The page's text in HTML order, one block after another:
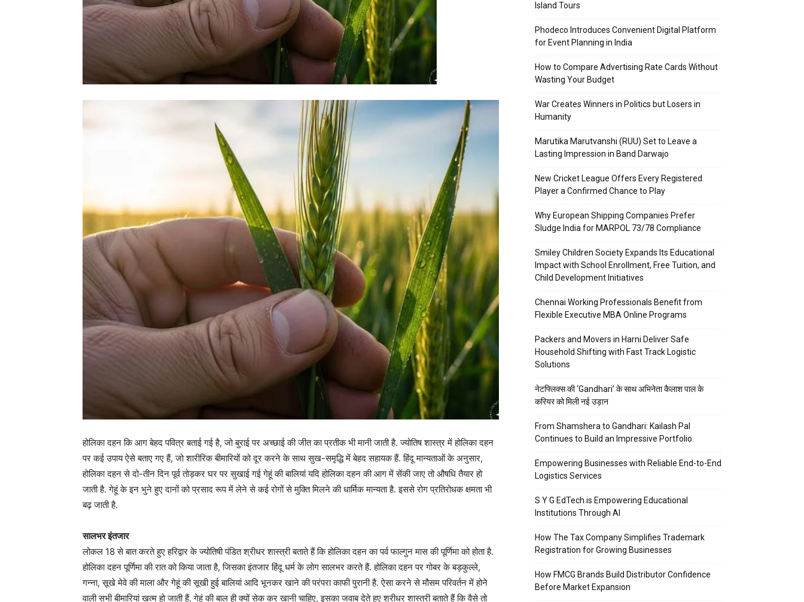
होलिका दहन कि आग बेहद पवित्र बताई गई है, जो बुराई पर अच्छाई की जीत का प्रतीक भी मानी जाती है. ज्योतिष शास्त्र में होलिका दहन
पर कई उपाय ऐसे बताए गए हैं, जो शारीरिक बीमारियों को दूर करने के साथ सुख-समृद्धि में बेहद सहायक हैं. हिंदू मान्यताओं के अनुसार,
होलिका दहन से दो-तीन दिन पूर्व तोड़कर घर पर सुखाई गई गेहूं की बालियां यदि होलिका दहन की आग में सेंकी जाए तो औषधि तैयार हो
जाती है. गेहूं के इन भुने हुए दानों को प्रसाद रूप में लेने से कई रोगों से मुक्ति मिलने की धार्मिक मान्यता है. इससे रोग प्रतिरोधक क्षमता भी
बढ़ जाती है.
सालभर इंतजार
लोकल 18 से बात करते हुए हरिद्वार के ज्योतिषी पंडित श्रीधर शास्त्री बताते हैं कि होलिका दहन का पर्व फाल्गुन मास की पूर्णिमा को होता है.
होलिका दहन पूर्णिमा की रात को किया जाता है, जिसका इंतजार हिंदू धर्म के लोग सालभर करते हैं. होलिका दहन पर गोबर के बड़कुल्ले,
गन्ना, सूखे मेवे की माला और गेहूं की सूखी हुई बालियां आदि भूनकर खाने की परंपरा काफी पुरानी है. ऐसा करने से मौसम परिवर्तन में होने
वाली सभी बीमारियां खत्म हो जाती हैं. गेहूं की बाल ही क्यों सेक कर खानी चाहिए, इसका जवाब देते हुए श्रीधर शास्त्री बताते हैं कि वैसे तो
Island Tours
Phodeco Introduces Convenient Digital Platform
for Event Planning in India
How to Compare Advertising Rate Cards Without
Wasting Your Budget
War Creates Winners in Politics but Losers in
Humanity
Marutika Marutvanshi (RUU) Set to Leave a
Lasting Impression in Band Darwajo
New Cricket League Offers Every Registered
Player a Confirmed Chance to Play
Why European Shipping Companies Prefer
Sludge India for MARPOL 73/78 Compliance
Smiley Children Society Expands Its Educational
Impact with School Enrollment, Free Tuition, and
Child Development Initiatives
Chennai Working Professionals Benefit from
Flexible Executive MBA Online Programs
Packers and Movers in Harni Deliver Safe
Household Shifting with Fast Track Logistic
Solutions
नेटफ्लिक्स की ‘Gandhari’ के साथ अभिनेता कैलाश पाल के
करियर को मिली नई उड़ान
From Shamshera to Gandhari: Kailash Pal
Continues to Build an Impressive Portfolio
Empowering Businesses with Reliable End-to-End
Logistics Services
S Y G EdTech is Empowering Educational
Institutions Through AI
How The Tax Company Simplifies Trademark
Registration for Growing Businesses
How FMCG Brands Build Distributor Confidence
Before Market Expansion